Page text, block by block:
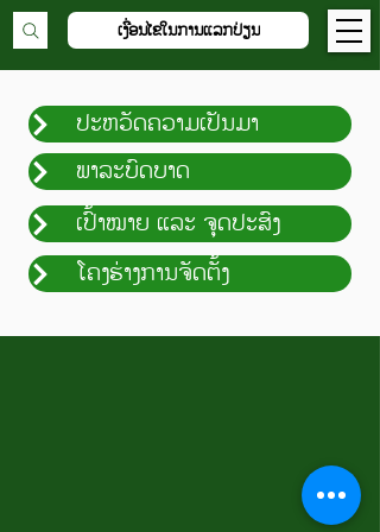
ເງື່ອນໄຂໃນການແລກປ່ຽນ
ປະຫວັດຄວາມເປັນມາ
ພາລະບົດບາດ
ເປົ້າໝາຍ ແລະ ຈຸດປະສົງ
ໂຄງຮ່າງການຈັດຕັ້ງ